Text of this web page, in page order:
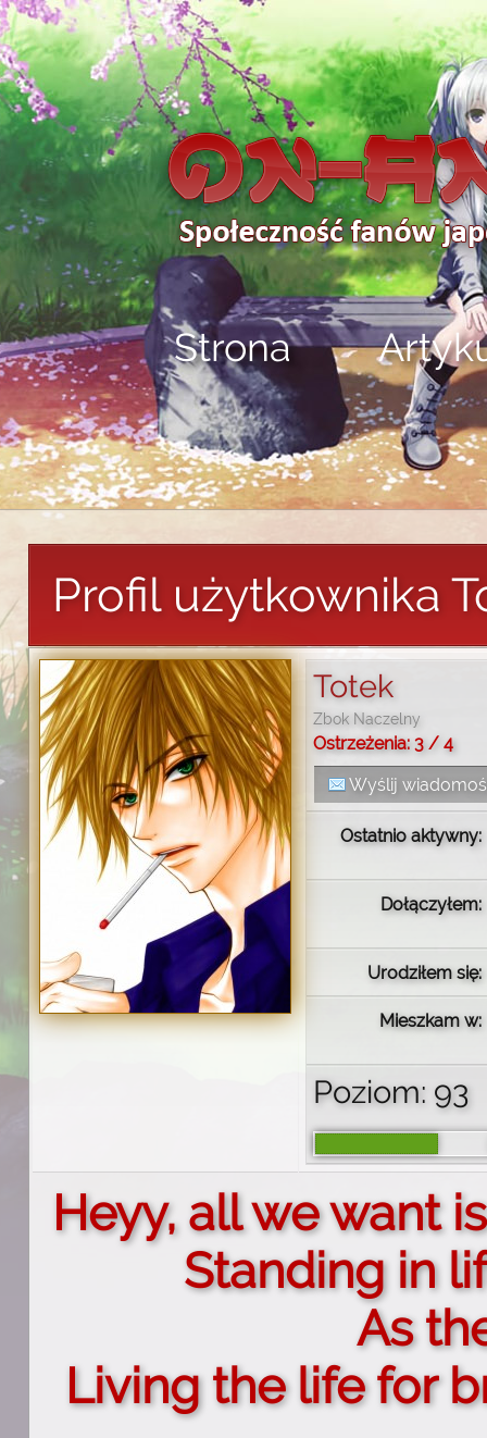
Strona
Profil użytkownika
Totek
Zbok Naczelny
Ostrzeżenia: 3 / 4
Wyślij
Ostatnio aktywny:
Dołączyłem:
Urodziłem się:
Mieszkam w:
Poziom: 93
Heyy, all we want
Standing in
As
Living the life for